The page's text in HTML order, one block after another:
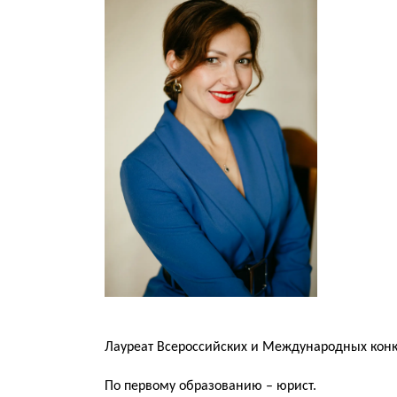
Лауреат Всероссийских и Международных
По первому образованию – юрист.